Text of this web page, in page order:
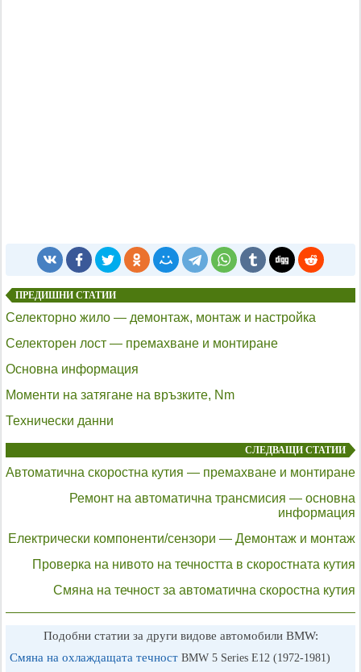
ПРЕДИШНИ СТАТИИ
Селекторно жило — демонтаж, монтаж и настройка
Селекторен лост — премахване и монтиране
Основна информация
Моменти на затягане на връзките, Nm
Технически данни
СЛЕДВАЩИ СТАТИИ
Автоматична скоростна кутия — премахване и монтиране
Ремонт на автоматична трансмисия — основна
информация
Електрически компоненти/сензори — Демонтаж и монтаж
Проверка на нивото на течността в скоростната кутия
Смяна на течност за автоматична скоростна кутия
Подобни статии за други видове автомобили BMW:
Смяна на охлаждащата течност BMW 5 Series E12 (1972-1981)